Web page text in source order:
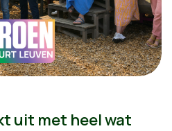
uit met heel wat